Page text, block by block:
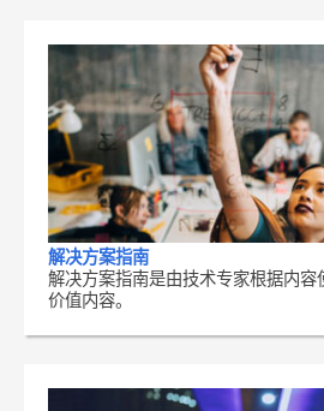
解决方案指南
解决方案指南是由技术专家根据内
价值内容。